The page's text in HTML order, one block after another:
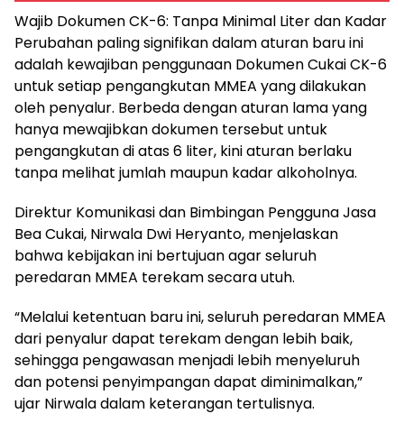
Wajib Dokumen CK-6: Tanpa Minimal Liter dan Kadar
Perubahan paling signifikan dalam aturan baru ini
adalah kewajiban penggunaan Dokumen Cukai CK-6
untuk setiap pengangkutan MMEA yang dilakukan
oleh penyalur. Berbeda dengan aturan lama yang
hanya mewajibkan dokumen tersebut untuk
pengangkutan di atas 6 liter, kini aturan berlaku
tanpa melihat jumlah maupun kadar alkoholnya.
Direktur Komunikasi dan Bimbingan Pengguna Jasa
Bea Cukai, Nirwala Dwi Heryanto, menjelaskan
bahwa kebijakan ini bertujuan agar seluruh
peredaran MMEA terekam secara utuh.
“Melalui ketentuan baru ini, seluruh peredaran MMEA
dari penyalur dapat terekam dengan lebih baik,
sehingga pengawasan menjadi lebih menyeluruh
dan potensi penyimpangan dapat diminimalkan,”
ujar Nirwala dalam keterangan tertulisnya.